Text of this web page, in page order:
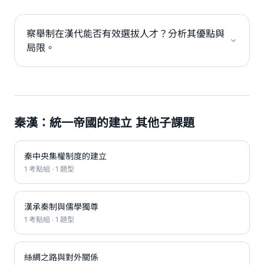
察舉制在漢代能否有效選拔人才？分析其優點與
局限。
秦漢：統一帝國的建立 其他子課題
秦中央集權制度的建立
1 考點組 · 1 題型
漢承秦制與儒學獨尊
1 考點組 · 1 題型
絲綢之路與對外關係